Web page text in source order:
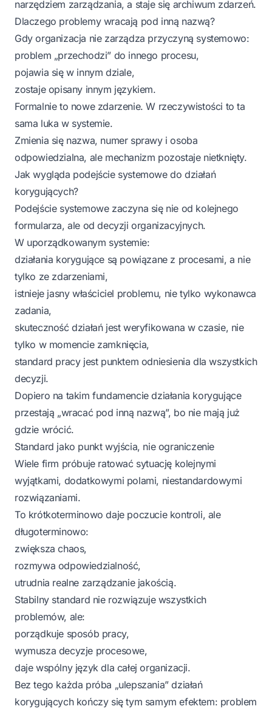
narzędziem zarządzania, a staje się archiwum zdarzeń.
Dlaczego problemy wracają pod inną nazwą?
Gdy organizacja nie zarządza przyczyną systemowo:
problem „przechodzi” do innego procesu,
pojawia się w innym dziale,
zostaje opisany innym językiem.
Formalnie to nowe zdarzenie. W rzeczywistości to ta
sama luka w systemie.
Zmienia się nazwa, numer sprawy i osoba
odpowiedzialna, ale mechanizm pozostaje nietknięty.
Jak wygląda podejście systemowe do działań
korygujących?
Podejście systemowe zaczyna się nie od kolejnego
formularza, ale od decyzji organizacyjnych.
W uporządkowanym systemie:
działania korygujące są powiązane z procesami, a nie
tylko ze zdarzeniami,
istnieje jasny właściciel problemu, nie tylko wykonawca
zadania,
skuteczność działań jest weryfikowana w czasie, nie
tylko w momencie zamknięcia,
standard pracy jest punktem odniesienia dla wszystkich
decyzji.
Dopiero na takim fundamencie działania korygujące
przestają „wracać pod inną nazwą”, bo nie mają już
gdzie wrócić.
Standard jako punkt wyjścia, nie ograniczenie
Wiele firm próbuje ratować sytuację kolejnymi
wyjątkami, dodatkowymi polami, niestandardowymi
rozwiązaniami.
To krótkoterminowo daje poczucie kontroli, ale
długoterminowo:
zwiększa chaos,
rozmywa odpowiedzialność,
utrudnia realne zarządzanie jakością.
Stabilny standard nie rozwiązuje wszystkich
problemów, ale:
porządkuje sposób pracy,
wymusza decyzje procesowe,
daje wspólny język dla całej organizacji.
Bez tego każda próba „ulepszania” działań
korygujących kończy się tym samym efektem: problem